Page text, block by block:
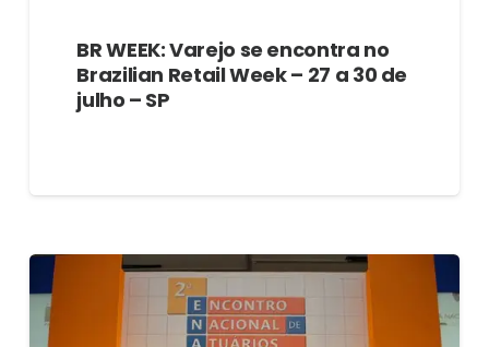
BR WEEK: Varejo se encontra no
Brazilian Retail Week – 27 a 30 de
julho – SP